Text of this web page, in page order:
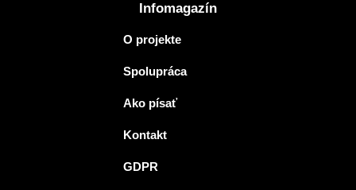
Infomagazín
O projekte
Spolupráca
Ako písať
Kontakt
GDPR